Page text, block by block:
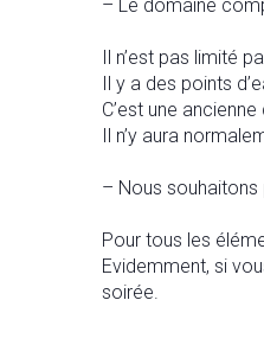
– Le domaine
Il n’est pas limité
Il y a des points
C’est une
Il n’y aura
– Nous
Pour tous les
Evidemment, si
soirée.